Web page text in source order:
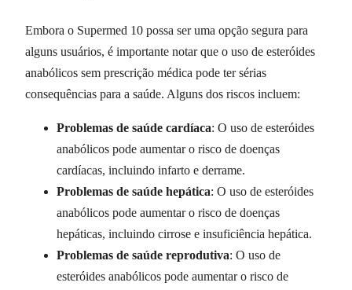
Embora o Supermed 10 possa ser uma opção segura para
alguns usuários, é importante notar que o uso de esteróides
anabólicos sem prescrição médica pode ter sérias
consequências para a saúde. Alguns dos riscos incluem:
Problemas de saúde cardíaca: O uso de esteróides
anabólicos pode aumentar o risco de doenças
cardíacas, incluindo infarto e derrame.
Problemas de saúde hepática: O uso de esteróides
anabólicos pode aumentar o risco de doenças
hepáticas, incluindo cirrose e insuficiência hepática.
Problemas de saúde reprodutiva: O uso de
esteróides anabólicos pode aumentar o risco de